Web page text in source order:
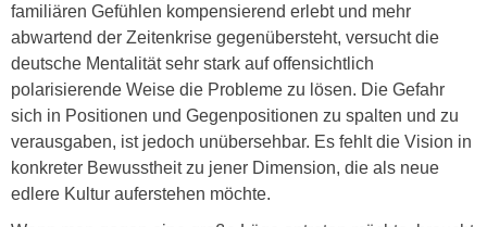
familiären Gefühlen kompensierend erlebt und mehr
abwartend der Zeitenkrise gegenübersteht, versucht die
deutsche Mentalität sehr stark auf offensichtlich
polarisierende Weise die Probleme zu lösen. Die Gefahr
sich in Positionen und Gegenpositionen zu spalten und zu
verausgaben, ist jedoch unübersehbar. Es fehlt die Vision in
konkreter Bewusstheit zu jener Dimension, die als neue
edlere Kultur auferstehen möchte.